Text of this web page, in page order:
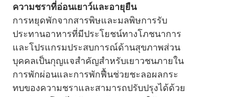
ความชราที่อ่อนเยาว์และอายุยืน
การหยุดพักจากสารพิษและมลพิษการรับ
ประทานอาหารที่มีประโยชน์ทางโภชนาการ
และโปรแกรมประสบการณ์ด้านสุขภาพส่วน
บุคคลเป็นกุญแจสําคัญสําหรับเยาวชนภายใน
การพักผ่อนและการพักฟื้นช่วยชะลอผลกระ
ทบของความชราและสามารถปรับปรุงได้ด้วย